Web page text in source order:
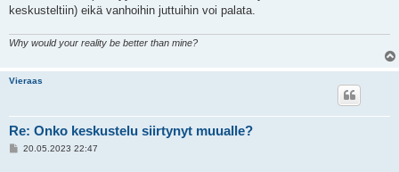
keskusteltiin) eikä vanhoihin juttuihin voi palata.
Why would your reality be better than mine?
Vieraas
Re: Onko keskustelu siirtynyt muualle?
V20.05.2023 22:47